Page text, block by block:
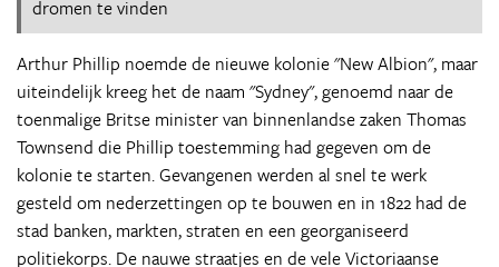
dromen te vinden
Arthur Phillip noemde de nieuwe kolonie "New Albion", maar
uiteindelijk kreeg het de naam "Sydney", genoemd naar de
toenmalige Britse minister van binnenlandse zaken Thomas
Townsend die Phillip toestemming had gegeven om de
kolonie te starten. Gevangenen werden al snel te werk
gesteld om nederzettingen op te bouwen en in 1822 had de
stad banken, markten, straten en een georganiseerd
politiekorps. De nauwe straatjes en de vele Victoriaanse